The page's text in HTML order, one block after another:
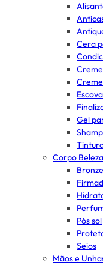
Cera
Gel
Corpo Beleza
Pós sol
Seios
Mãos e